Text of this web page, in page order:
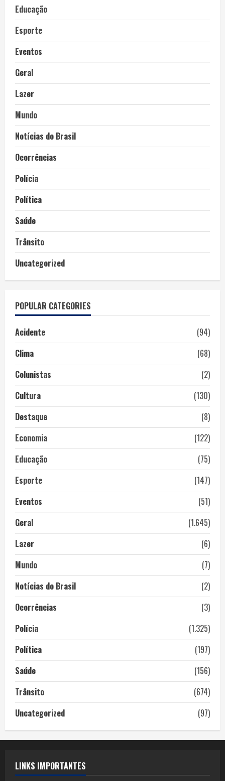
Educação
Esporte
Eventos
Geral
Lazer
Mundo
Notícias do Brasil
Ocorrências
Polícia
Política
Saúde
Trânsito
Uncategorized
POPULAR CATEGORIES
Acidente
(94)
Clima
(68)
Colunistas
(2)
Cultura
(130)
Destaque
(8)
Economia
(122)
Educação
(75)
Esporte
(147)
Eventos
(51)
Geral
(1.645)
Lazer
(6)
Mundo
(7)
Notícias do Brasil
(2)
Ocorrências
(3)
Polícia
(1.325)
Política
(197)
Saúde
(156)
Trânsito
(674)
Uncategorized
(97)
LINKS IMPORTANTES